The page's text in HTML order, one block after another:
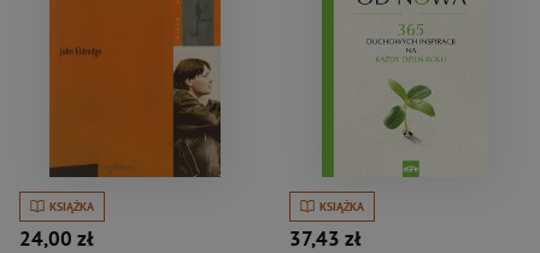
KSIĄŻKA
24,00 zł
KSIĄŻKA
37,43 zł